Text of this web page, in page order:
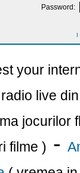
Password:
I
your
live
jocurilor
filme ) -